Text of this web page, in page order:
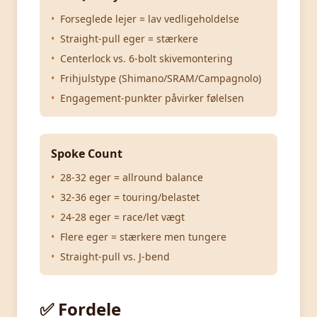
• Forseglede lejer = lav vedligeholdelse
• Straight-pull eger = stærkere
• Centerlock vs. 6-bolt skivemontering
• Frihjulstype (Shimano/SRAM/Campagnolo)
• Engagement-punkter påvirker følelsen
Spoke Count
• 28-32 eger = allround balance
• 32-36 eger = touring/belastet
• 24-28 eger = race/let vægt
• Flere eger = stærkere men tungere
• Straight-pull vs. J-bend
✅ Fordele